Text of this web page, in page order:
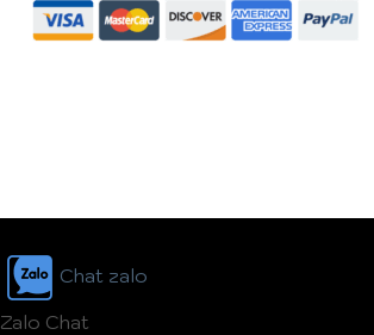
Chat zalo
Zalo Chat